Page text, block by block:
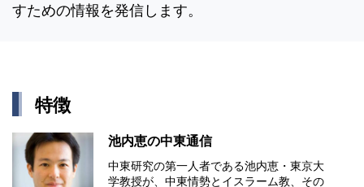
すための情報を発信します。
特徴
池内恵の中東通信
中東研究の第⼀⼈者である池内恵・東京⼤
学教授が、中東情勢とイスラーム教、その